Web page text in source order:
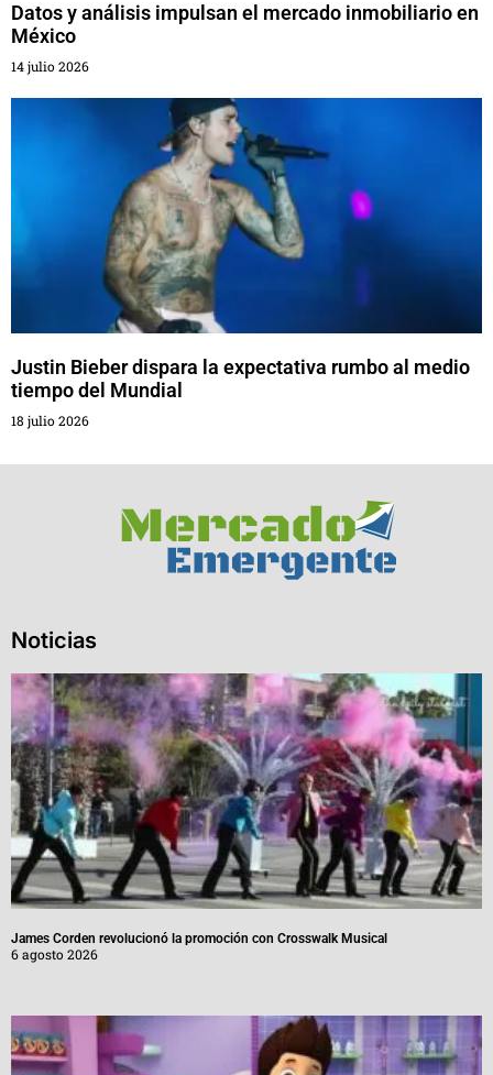
Datos y análisis impulsan el mercado inmobiliario en
México
14 julio 2026
Justin Bieber dispara la expectativa rumbo al medio
tiempo del Mundial
18 julio 2026
Noticias
James Corden revolucionó la promoción con Crosswalk Musical
6 agosto 2026